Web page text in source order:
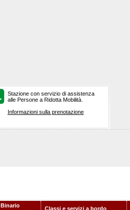
Stazione con servizio di assistenza
alle Persone a Ridotta Mobilità.
Informazioni sulla prenotazione
Binario
Classi e servizi a bordo